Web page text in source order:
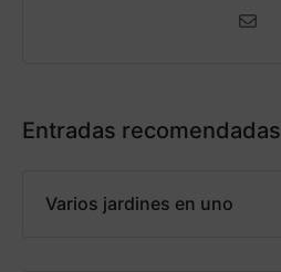
Entradas recomendadas
Varios jardines en uno